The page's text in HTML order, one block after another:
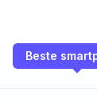
Beste